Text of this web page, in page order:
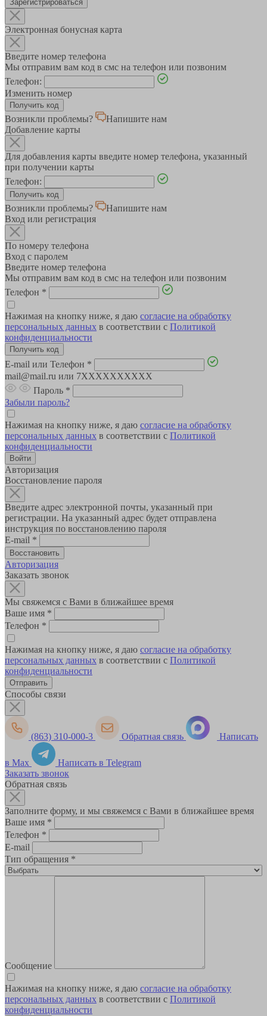
Зарегистрироваться
Электронная бонусная карта
Введите номер телефона
Мы отправим вам код в смс на телефон или позвоним
Телефон:
Изменить номер
Возникли проблемы?
Напишите нам
Добавление карты
Для добавления карты введите номер телефона, указанный
при получении карты
Телефон:
Возникли проблемы?
Напишите нам
Вход или регистрация
По номеру телефона
Вход с паролем
Введите номер телефона
Мы отправим вам код в смс на телефон или позвоним
Телефон *
Нажимая на кнопку ниже, я даю согласие на обработку
персональных данных в соответствии с Политикой
конфиденциальности
E-mail или Телефон *
mail@mail.ru или 7XXXXXXXXXX
Пароль *
Забыли пароль?
Нажимая на кнопку ниже, я даю согласие на обработку
персональных данных в соответствии с Политикой
конфиденциальности
Авторизация
Восстановление пароля
Введите адрес электронной почты, указанный при
регистрации. На указанный адрес будет отправлена
инструкция по восстановлению пароля
E-mail *
Авторизация
Заказать звонок
Мы свяжемся с Вами в ближайшее время
Ваше имя *
Телефон *
Нажимая на кнопку ниже, я даю согласие на обработку
персональных данных в соответствии с Политикой
конфиденциальности
Способы связи
(863) 310-000-3 Обратная связь Написать
в Max
Написать в Telegram
Заказать звонок
Обратная связь
Заполните форму, и мы свяжемся с Вами в ближайшее время
Ваше имя *
Телефон *
E-mail
Тип обращения *
Сообщение
Нажимая на кнопку ниже, я даю согласие на обработку
персональных данных в соответствии с Политикой
конфиденциальности